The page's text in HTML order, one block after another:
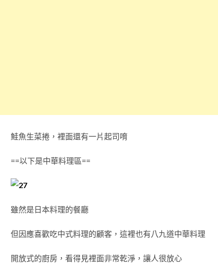
鮭魚生菜捲，裡面還有一片起司唷
==以下是中華料理區==
雖然是日本料理的餐廳
但因應喜歡吃中式料理的顧客，這裡也有八九道中華料理
開放式的廚房，看得見裡面非常乾淨，讓人很放心